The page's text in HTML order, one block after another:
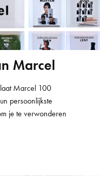
Marcel
Marcel 100
persoonlijkste
je te verwonderen